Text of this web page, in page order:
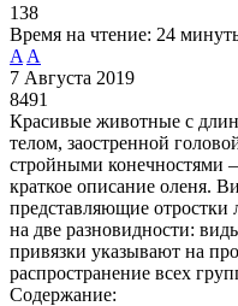
138
Время на чтение: 24
A A
7 Августа 2019
8491
Красивые животные с
телом, заостренной
стройными конечностями
краткое описание оленя.
представляющие отростки
на две разновидности:
привязки указывают на
распространение всех
Содержание: